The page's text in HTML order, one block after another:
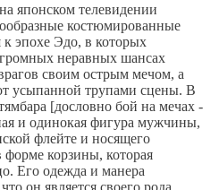
японском телевидении
костюмированные
эпохе Эдо, в которых
неравных шансах
своим острым мечом, а
усыпанной трупами сцены. В
[дословно бой на мечах -
и одинокая фигура мужчины,
флейте и носящего
корзины, которая
Его одежда и манера
он является своего рода